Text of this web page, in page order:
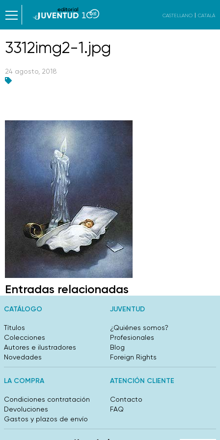
CASTELLANO CATALÀ
3312img2-1.jpg
24 agosto, 2018
Entradas relacionadas
CATÁLOGO
Títulos
Colecciones
Autores e ilustradores
Novedades
JUVENTUD
¿Quiénes somos?
Profesionales
Blog
Foreign Rights
LA COMPRA
Condiciones contratación
Devoluciones
Gastos y plazos de envío
ATENCIÓN CLIENTE
Contacto
FAQ